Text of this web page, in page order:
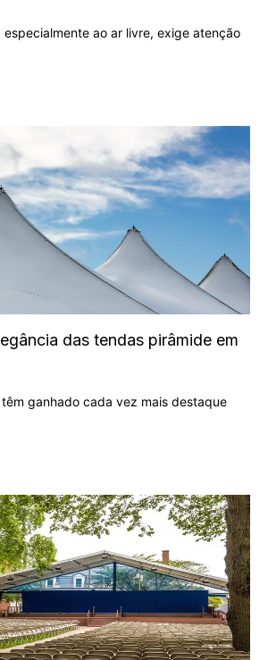
especialmente ao ar livre, exige atenção
das tendas pirâmide em
ganhado cada vez mais destaque